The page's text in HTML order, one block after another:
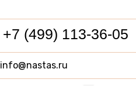
+7 (499) 113-36-05
info@nastas.ru